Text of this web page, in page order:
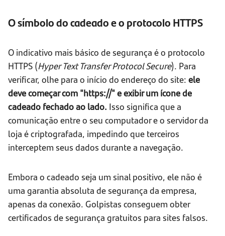
O símbolo do cadeado e o protocolo HTTPS
O indicativo mais básico de segurança é o protocolo
HTTPS (Hyper Text Transfer Protocol Secure). Para
verificar, olhe para o início do endereço do site: ele
deve começar com "https://" e exibir um ícone de
cadeado fechado ao lado. Isso significa que a
comunicação entre o seu computador e o servidor da
loja é criptografada, impedindo que terceiros
interceptem seus dados durante a navegação.
Embora o cadeado seja um sinal positivo, ele não é
uma garantia absoluta de segurança da empresa,
apenas da conexão. Golpistas conseguem obter
certificados de segurança gratuitos para sites falsos.